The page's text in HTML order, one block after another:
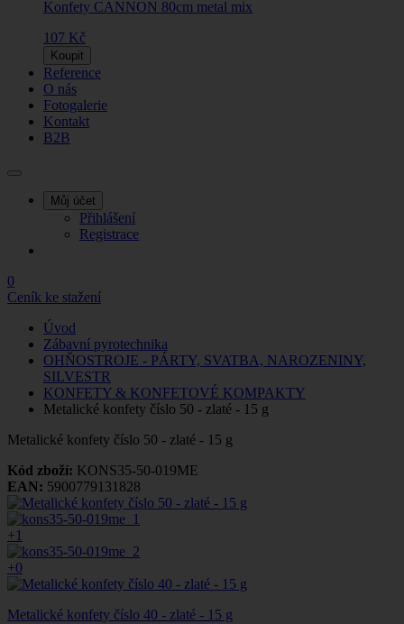
Konfety CANNON 80cm metal mix
107 Kč
Koupit
Reference
O nás
Fotogalerie
Kontakt
B2B
Můj účet
Přihlášení
Registrace
0
Ceník ke stažení
Úvod
Zábavní pyrotechnika
OHŇOSTROJE - PÁRTY, SVATBA, NAROZENINY,
SILVESTR
KONFETY & KONFETOVÉ KOMPAKTY
Metalické konfety číslo 50 - zlaté - 15 g
Metalické konfety číslo 50 - zlaté - 15 g
Kód zboží: KONS35-50-019ME
EAN: 5900779131828
+1
+0
Metalické konfety číslo 40 - zlaté - 15 g